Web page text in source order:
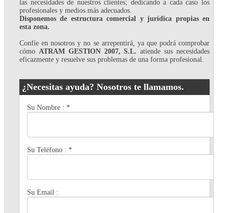
las necesidades de nuestros clientes; dedicando a cada caso los
profesionales y medios más adecuados.
Disponemos de estructura comercial y jurídica propias en
esta zona.
Confíe en nosotros y no se arrepentirá, ya que podrá comprobar
cómo ATRAM GESTION 2007, S.L. atiende sus necesidades
eficazmente y resuelve sus problemas de una forma profesional.
¿Necesitas ayuda? Nosotros te llamamos.
Su Nombre : *
Su Teléfono : *
Su Email :